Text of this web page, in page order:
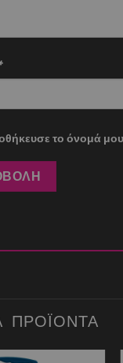
το όνομά
ΠΡΟΪΌΝΤΑ